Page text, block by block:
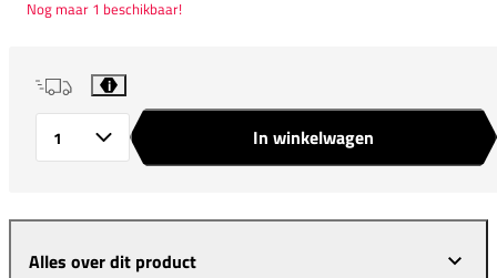
Nog maar 1 beschikbaar!
i
In winkelwagen
Alles over dit product